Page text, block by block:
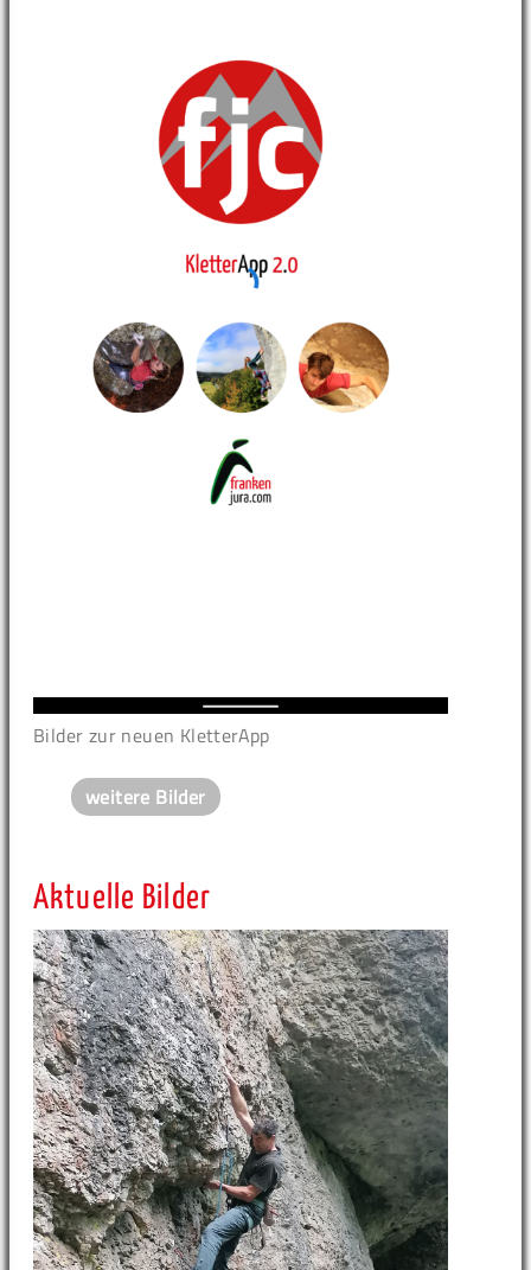
Bilder zur neuen KletterApp
weitere Bilder
Aktuelle Bilder